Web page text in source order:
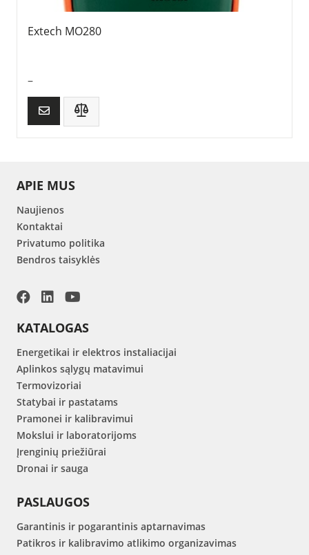
Extech MO280
–
APIE MUS
Naujienos
Kontaktai
Privatumo politika
Bendros taisyklės
KATALOGAS
Energetikai ir elektros instaliacijai
Aplinkos sąlygų matavimui
Termovizoriai
Statybai ir pastatams
Pramonei ir kalibravimui
Mokslui ir laboratorijoms
Įrenginių priežiūrai
Dronai ir sauga
PASLAUGOS
Garantinis ir pogarantinis aptarnavimas
Patikros ir kalibravimo atlikimo organizavimas